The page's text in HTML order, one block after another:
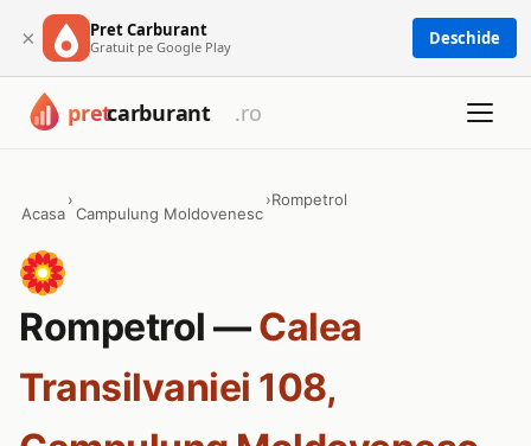
× Pret Carburant
Gratuit pe Google Play Deschide
Acasa
›
Campulung Moldovenesc
›Rompetrol
Rompetrol —Calea
Transilvaniei 108,